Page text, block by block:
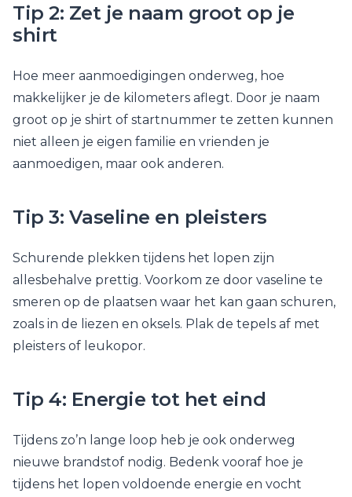
Tip 2: Zet je naam groot op je
shirt
Hoe meer aanmoedigingen onderweg, hoe
makkelijker je de kilometers aflegt. Door je naam
groot op je shirt of startnummer te zetten kunnen
niet alleen je eigen familie en vrienden je
aanmoedigen, maar ook anderen.
Tip 3: Vaseline en pleisters
Schurende plekken tijdens het lopen zijn
allesbehalve prettig. Voorkom ze door vaseline te
smeren op de plaatsen waar het kan gaan schuren,
zoals in de liezen en oksels. Plak de tepels af met
pleisters of leukopor.
Tip 4: Energie tot het eind
Tijdens zo’n lange loop heb je ook onderweg
nieuwe brandstof nodig. Bedenk vooraf hoe je
tijdens het lopen voldoende energie en vocht